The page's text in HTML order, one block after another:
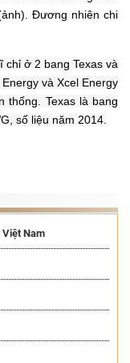
Đương nhiên chi
chỉ ở 2 bang Texas và
và Xcel Energy
thống. Texas là bang
số liệu năm 2014.
Việt Nam